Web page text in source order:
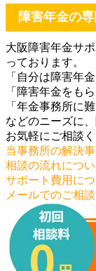
障害年金の
大阪障害年金サ
っております。
「自分は障害年
「障害年金をも
「年金事務所に
などのニーズに
お気軽にご相談く
当事務所の解決
相談の流れにつ
サポート費用に
メールでのご相